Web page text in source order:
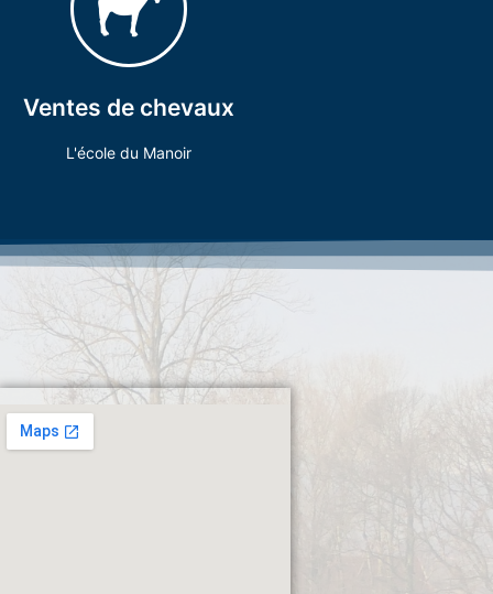
Ventes de chevaux
L'école du Manoir
Vous êtes intéressé ?
Contactez-nous !